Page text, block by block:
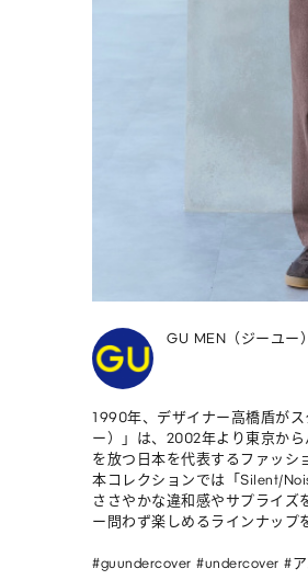
GU MEN（ジーユー）
1990年、デザイナー高橋盾が
ー）」は、2002年より東京か
を放つ日本を代表するファッシ
本コレクションでは「Silent/
ささやかな違和感やサプライズ
ー問わず楽しめるラインナップ
#guundercover #undercover #